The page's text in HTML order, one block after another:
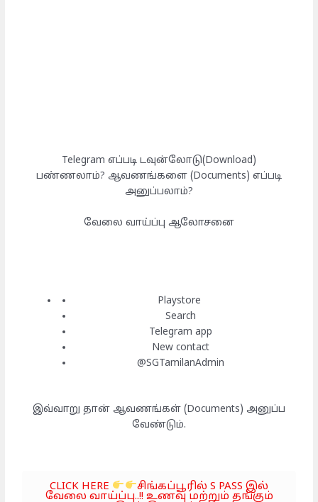
Telegram எப்படி டவுன்லோடு(Download)
பண்ணலாம்? ஆவணங்களை (Documents) எப்படி
அனுப்பலாம்?
வேலை வாய்ப்பு ஆலோசனை
Playstore
Search
Telegram app
New contact
@SGTamilanAdmin
இவ்வாறு தான் ஆவணங்கள் (Documents) அனுப்ப
வேண்டும்.
CLICK HERE சிங்கப்பூரில் S PASS இல்
வேலை வாய்ப்பு..!! உணவு மற்றும் தங்கும்